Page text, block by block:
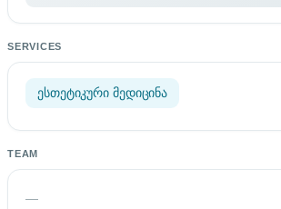
SERVICES
ესთეტიკური მედიცინა
TEAM
—